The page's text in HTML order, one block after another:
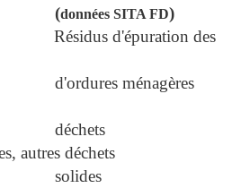
(données SITA FD)
Résidus d'épuration des
ménagères
autres déchets